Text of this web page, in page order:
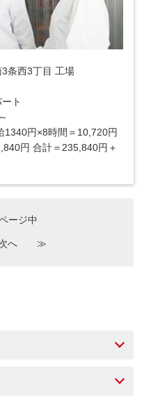
条西3丁目 工場
ト
1340円×8時間＝10,720円
円 合計＝235,840円＋
ージ中
へ ≫